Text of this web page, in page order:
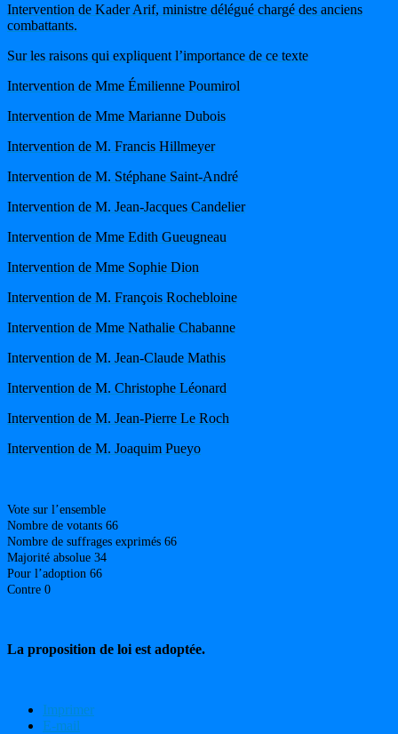
Intervention de Kader Arif, ministre délégué chargé des anciens
combattants.
Sur les raisons qui expliquent l’importance de ce texte
Intervention de Mme Émilienne Poumirol
Intervention de Mme Marianne Dubois
Intervention de M. Francis Hillmeyer
Intervention de M. Stéphane Saint-André
Intervention de M. Jean-Jacques Candelier
Intervention de Mme Edith Gueugneau
Intervention de Mme Sophie Dion
Intervention de M. François Rochebloine
Intervention de Mme Nathalie Chabanne
Intervention de M. Jean-Claude Mathis
Intervention de M. Christophe Léonard
Intervention de M. Jean-Pierre Le Roch
Intervention de M. Joaquim Pueyo
Vote sur l’ensemble
Nombre de votants 66
Nombre de suffrages exprimés 66
Majorité absolue 34
Pour l’adoption 66
Contre 0
La proposition de loi est adoptée.
Imprimer
E-mail